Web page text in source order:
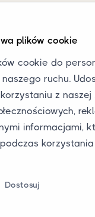
plików cookie
cookie do
ruchu.
z
informacjami,
korzystania
Dostosuj